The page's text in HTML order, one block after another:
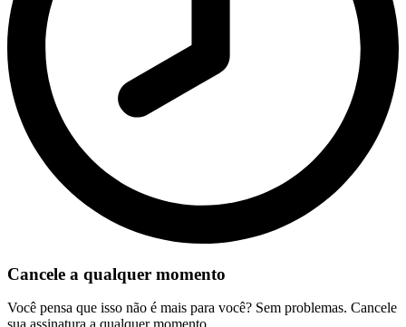
Cancele a qualquer momento
Você pensa que isso não é mais para você? Sem problemas. Cancele